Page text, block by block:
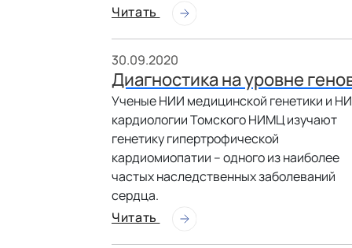
Читать
30.09.2020
Диагностика на уровне
Ученые НИИ медицинской генетики и
кардиологии Томского НИМЦ изучают
генетику гипертрофической
кардиомиопатии – одного из наиболее
частых наследственных заболеваний
сердца.
Читать